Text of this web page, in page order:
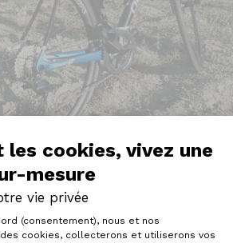
les cookies, vivez une
mesure
vie privée
Gestion du
(consentement), nous et nos
cookies, collecterons et utiliserons vos